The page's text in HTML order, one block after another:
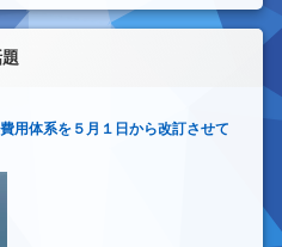
用体系を５月１日から改訂させて